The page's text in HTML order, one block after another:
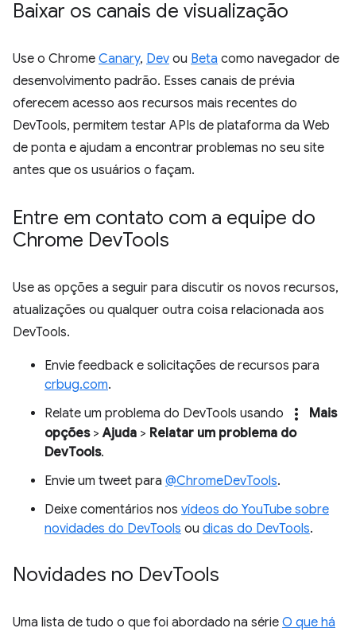
Baixar os canais de visualização
Use o Chrome Canary, Dev ou Beta como navegador de
desenvolvimento padrão. Esses canais de prévia
oferecem acesso aos recursos mais recentes do
DevTools, permitem testar APIs de plataforma da Web
de ponta e ajudam a encontrar problemas no seu site
antes que os usuários o façam.
Entre em contato com a equipe do
Chrome DevTools
Use as opções a seguir para discutir os novos recursos,
atualizações ou qualquer outra coisa relacionada aos
DevTools.
Envie feedback e solicitações de recursos para
crbug.com.
Relate um problema do DevTools usando
more_vert
Mais
opções>Ajuda > Relatar um problema do
DevTools.
Envie um tweet para @ChromeDevTools.
Deixe comentários nos vídeos do YouTube sobre
novidades do DevTools ou dicas do DevTools.
Novidades no DevTools
Uma lista de tudo o que foi abordado na série O que há